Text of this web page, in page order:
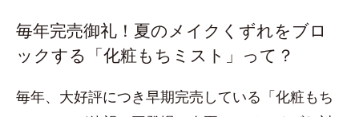
毎年完売御礼！夏のメイクくずれをブロ
ックする「化粧もちミスト」って？
毎年、大好評につき早期完売している「化粧もち